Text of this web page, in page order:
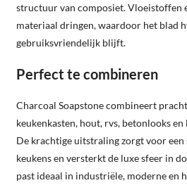
structuur van composiet. Vloeistoffen
materiaal dringen, waardoor het blad
gebruiksvriendelijk blijft.
Perfect te combineren
Charcoal Soapstone combineert
keukenkasten, hout, rvs, betonlooks
De krachtige uitstraling zorgt voor
keukens en versterkt de luxe sfeer in
past ideaal in industriële, moderne en